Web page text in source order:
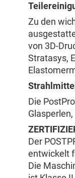
Zu den
von 3D-
Stratasys,
Strahlmittel
Die
Der
entwickelt
Die